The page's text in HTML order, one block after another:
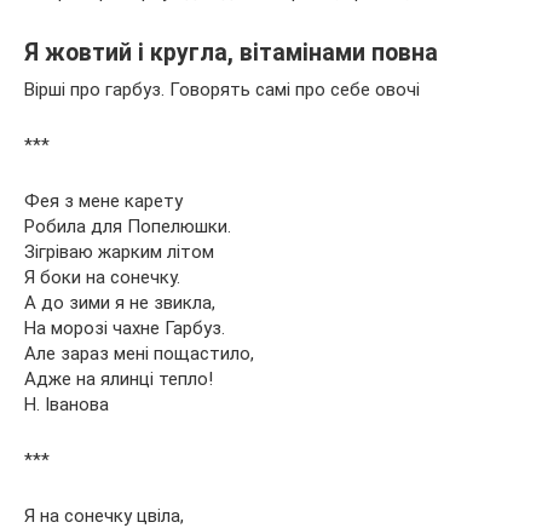
Я жовтий і кругла, вітамінами повна
Вірші про гарбуз. Говорять самі про себе овочі
***
Фея з мене карету
Робила для Попелюшки.
Зігріваю жарким літом
Я боки на сонечку.
А до зими я не звикла,
На морозі чахне Гарбуз.
Але зараз мені пощастило,
Адже на ялинці тепло!
Н. Іванова
***
Я на сонечку цвіла,